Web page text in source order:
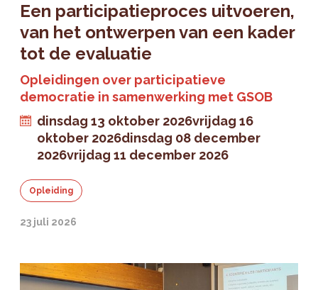
Een participatieproces uitvoeren,
van het ontwerpen van een kader
tot de evaluatie
Opleidingen over participatieve
democratie in samenwerking met GSOB
dinsdag 13 oktober 2026vrijdag 16
oktober 2026dinsdag 08 december
2026vrijdag 11 december 2026
Opleiding
23 juli 2026